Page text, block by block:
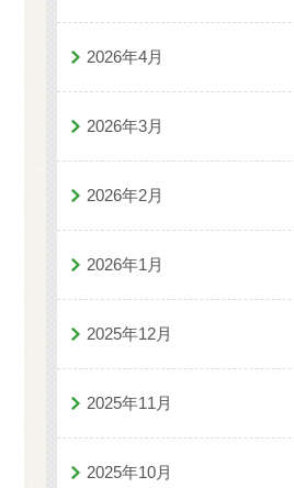
2026年4月
2026年3月
2026年2月
2026年1月
2025年12月
2025年11月
2025年10月